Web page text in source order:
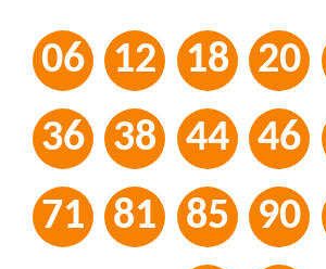
06 12 18 20
36
38 44 46
71
81 85 90